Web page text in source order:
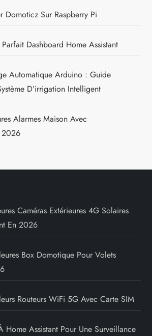
Domoticz Sur Raspberry Pi
Dashboard Home Assistant
Automatique Arduino : Guide
D’irrigation Intelligent
Alarmes Maison Avec
2026
Caméras Extérieures 4G Solaires
En 2026
Box Domotique Pour Volets
Routeurs WiFi 5G Avec Carte SIM
Home Assistant Pour Une Surveillance